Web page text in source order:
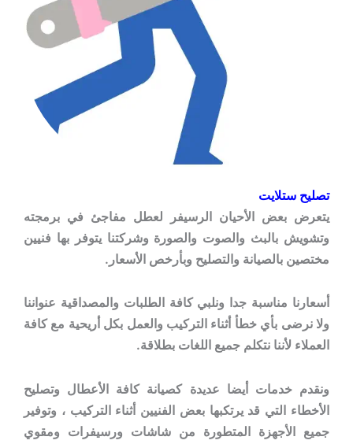
تصليح ستلايت
يتعرض بعض الأحيان الرسيفر لعطل مفاجئ في برمجته
وتشويش بالبث والصوت والصورة وشركتنا يتوفر بها فنيين
مختصين بالصيانة والتصليح وبأرخص الأسعار.
أسعارنا مناسبة جدا ونلبي كافة الطلبات والمصداقية عنواننا
ولا نرضى بأي خطأ أثناء التركيب والعمل بكل أريحية مع كافة
العملاء لأننا نتكلم جميع اللغات بطلاقة.
ونقدم خدمات أيضا عديدة كصيانة كافة الأعطال وتصليح
الأخطاء التي قد يرتكبها بعض الفنيين أثناء التركيب ، وتوفير
جميع الأجهزة المتطورة من شاشات ورسيفرات ومقوي